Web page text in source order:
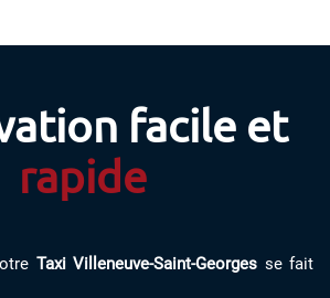
facile et
rapide
Taxi Villeneuve-Saint-Georges se fait